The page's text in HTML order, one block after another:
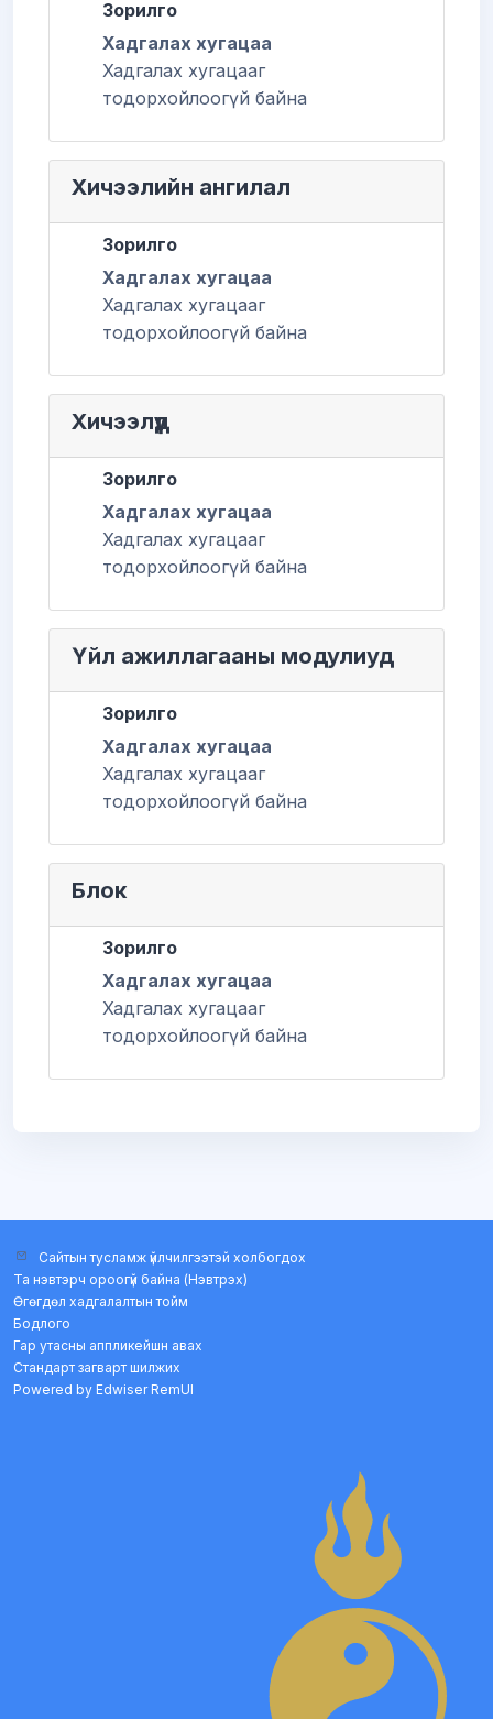
Зорилго
Хадгалах хугацаа
Хадгалах хугацааг
тодорхойлоогүй байна
Хичээлийн ангилал
Зорилго
Хадгалах хугацаа
Хадгалах хугацааг
тодорхойлоогүй байна
Хичээлүүд
Зорилго
Хадгалах хугацаа
Хадгалах хугацааг
тодорхойлоогүй байна
Үйл ажиллагааны модулиуд
Зорилго
Хадгалах хугацаа
Хадгалах хугацааг
тодорхойлоогүй байна
Блок
Зорилго
Хадгалах хугацаа
Хадгалах хугацааг
тодорхойлоогүй байна
Сайтын тусламж үйлчилгээтэй холбогдох
Та нэвтэрч ороогүй байна (Нэвтрэх)
Өгөгдөл хадгалалтын тойм
Бодлого
Гар утасны аппликейшн авах
Стандарт загварт шилжих
Powered by Edwiser RemUI